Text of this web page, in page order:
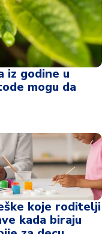
iz godine u
mogu da
koje roditelji
kada biraju